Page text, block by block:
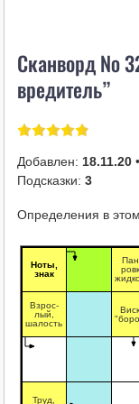
i
Сканворд №
вредитель”
Добавлен: 18.11.20
Подсказки: 3
Определения в
Ноты,
знак
Взрос-
лый,
шалость
Труд,